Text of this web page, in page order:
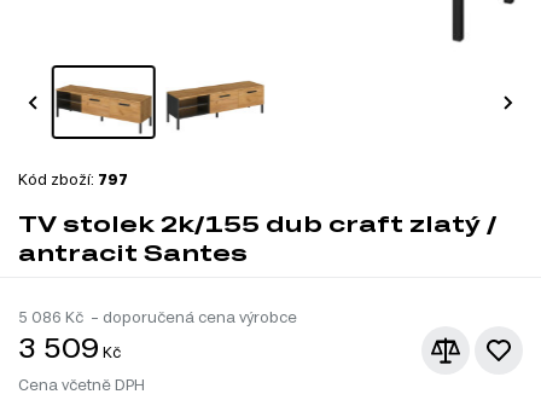
Kód zboží: 797
TV stolek 2k/155 dub craft zlatý /
antracit Santes
5 086 Kč – doporučená cena výrobce
3 509 Kč
Cena včetně DPH